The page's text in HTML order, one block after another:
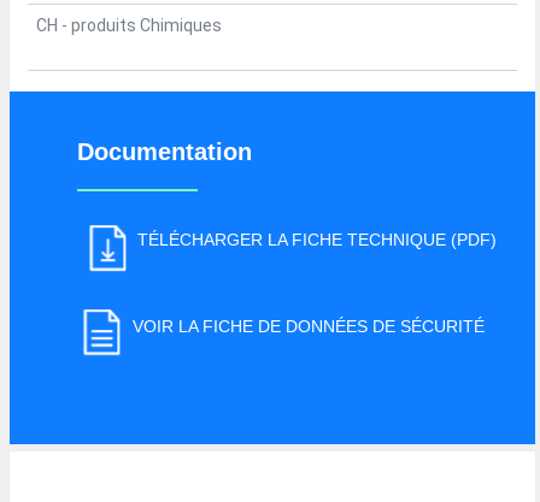
CH - produits Chimiques
Documentation
TÉLÉCHARGER LA FICHE TECHNIQUE (PDF)
VOIR LA FICHE DE DONNÉES DE SÉCURITÉ